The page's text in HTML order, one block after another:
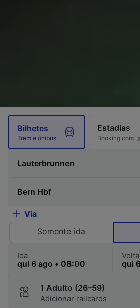
Bilhetes
Trem e ônibus
Estadias
Booking.com
Via
Somente ida
Ida Volta
1 Adulto (26–59)
Adicionar railcards